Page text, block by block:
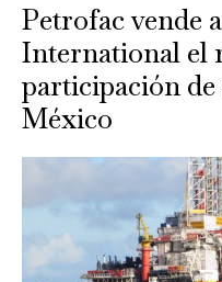
Petrofac vende
International el
participación de
México